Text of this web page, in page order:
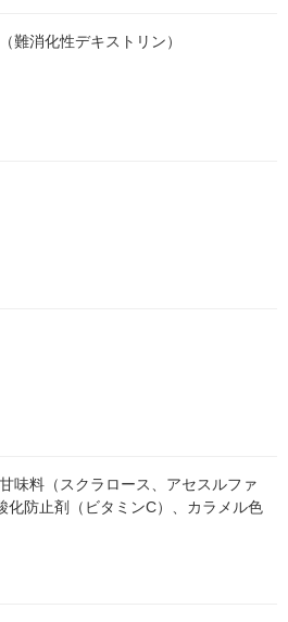
難消化性デキストリン）
味料（スクラロース、アセスルファ
化防止剤（ビタミンC）、カラメル色